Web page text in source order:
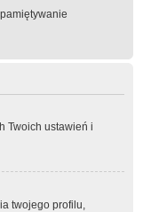
Twoich ustawień i
twojego profilu,